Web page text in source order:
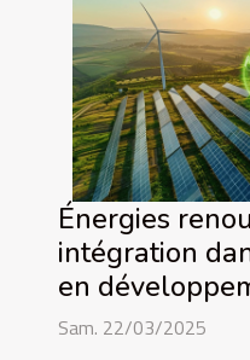
Énergies
intégration
en
Sam. 22/03/2025